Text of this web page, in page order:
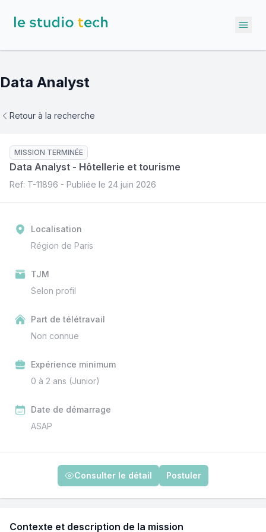
Data Analyst
Retour à la recherche
Data Analyst - Hôtellerie et tourisme
MISSION TERMINÉE
Ref: T-11896 - Publiée le 24 juin 2026
Localisation
Région de Paris
TJM
Selon profil
Part de télétravail
Non connue
Expérience minimum
0 à 2 ans (Junior)
Date de démarrage
ASAP
Consulter le détail Postuler
Contexte et description de la mission